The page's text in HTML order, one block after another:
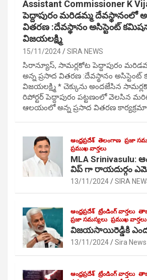
Assistant Commissioner K
పెద్దాపురం మరిడమ్మ దేవస్థానంలో
వితరణ :దేవస్థానం అసిస్టెంట్
విజయలక్ష్మి
15/11/2024 SIRA NEWS
సిరాన్యూస్, సామర్లకోట పెద్దాపురం
అన్న ప్రసాద వితరణ :దేవస్థానం అసిస్టెంట్
విజయలక్ష్మి * చెక్కును అందజేసిన
రిపోర్టర్ పెద్దాపురం పట్టణంలో వెలసిన
ఆలయంలో అన్న ప్రసాద వితరణ
ఆంధ్రప్రదేశ్ తెలంగాణ ప్రజా
ప్రముఖ వార్తలు
MLA Srinivasulu:
విప్ గా రాయదుర్గం
13/11/2024 SIRA
ఆంధ్రప్రదేశ్ ట్రేండింగ్ వార్తలు
ప్రజా సమస్యలు ప్రముఖ వార్తలు
విజయసాయిరెడ్డికి
13/11/2024 Sira News
ఆంధ్రప్రదేశ్ ట్రేండింగ్ వార్తలు